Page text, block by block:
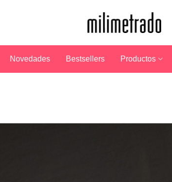
Novedades Bestsellers Productos